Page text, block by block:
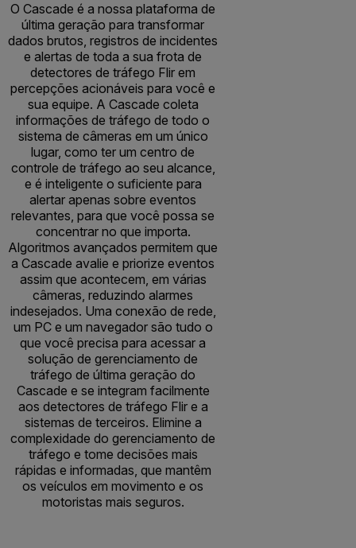
O Cascade é a nossa plataforma de
última geração para transformar
dados brutos, registros de incidentes
e alertas de toda a sua frota de
detectores de tráfego Flir em
percepções acionáveis para você e
sua equipe. A Cascade coleta
informações de tráfego de todo o
sistema de câmeras em um único
lugar, como ter um centro de
controle de tráfego ao seu alcance,
e é inteligente o suficiente para
alertar apenas sobre eventos
relevantes, para que você possa se
concentrar no que importa.
Algoritmos avançados permitem que
a Cascade avalie e priorize eventos
assim que acontecem, em várias
câmeras, reduzindo alarmes
indesejados. Uma conexão de rede,
um PC e um navegador são tudo o
que você precisa para acessar a
solução de gerenciamento de
tráfego de última geração do
Cascade e se integram facilmente
aos detectores de tráfego Flir e a
sistemas de terceiros. Elimine a
complexidade do gerenciamento de
tráfego e tome decisões mais
rápidas e informadas, que mantêm
os veículos em movimento e os
motoristas mais seguros.